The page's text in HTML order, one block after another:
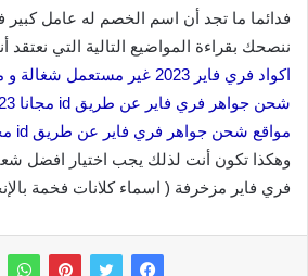
فدائما ما تجد أن اسم الخصم له عامل
ننصحك بقراءة المواضيع التالية التي نعتقد
اكواد فري فاير 2023 غير مستعمل شغالة و محدثة
شحن جواهر فري فاير عن طريق id مجانا 2023
مواقع شحن جواهر فري فاير عن طريق id مجانا 2023
وهكذا تكون أنت لذلك يجب اختيار افضل
فري فاير مزخرفة ( اسماء كلانات فخمة